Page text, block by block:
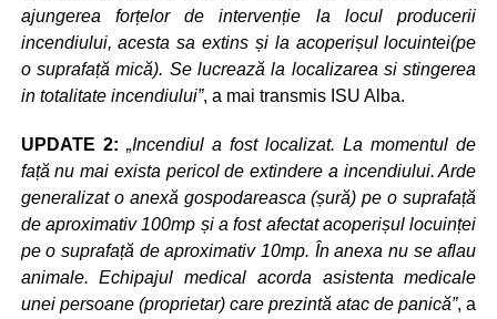
ajungerea forțelor de intervenție la locul producerii
incendiului, acesta sa extins și la acoperișul locuintei(pe
o suprafață mică). Se lucrează la localizarea si stingerea
in totalitate incendiului”, a mai transmis ISU Alba.
UPDATE 2: „Incendiul a fost localizat. La momentul de
față nu mai exista pericol de extindere a incendiului. Arde
generalizat o anexă gospodareasca (șură) pe o suprafață
de aproximativ 100mp și a fost afectat acoperișul locuinței
pe o suprafață de aproximativ 10mp. În anexa nu se aflau
animale. Echipajul medical acorda asistenta medicale
unei persoane (proprietar) care prezintă atac de panică”, a